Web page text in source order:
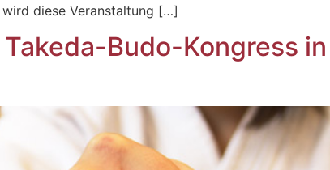
diese Veranstaltung […]
Budo-Kongress in